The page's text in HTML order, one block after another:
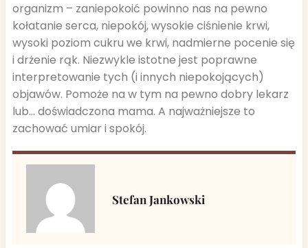
organizm – zaniepokoić powinno nas na pewno
kołatanie serca, niepokój, wysokie ciśnienie krwi,
wysoki poziom cukru we krwi, nadmierne pocenie się
i drżenie rąk. Niezwykle istotne jest poprawne
interpretowanie tych (i innych niepokojących)
objawów. Pomoże na w tym na pewno dobry lekarz
lub… doświadczona mama. A najważniejsze to
zachować umiar i spokój.
Stefan Jankowski